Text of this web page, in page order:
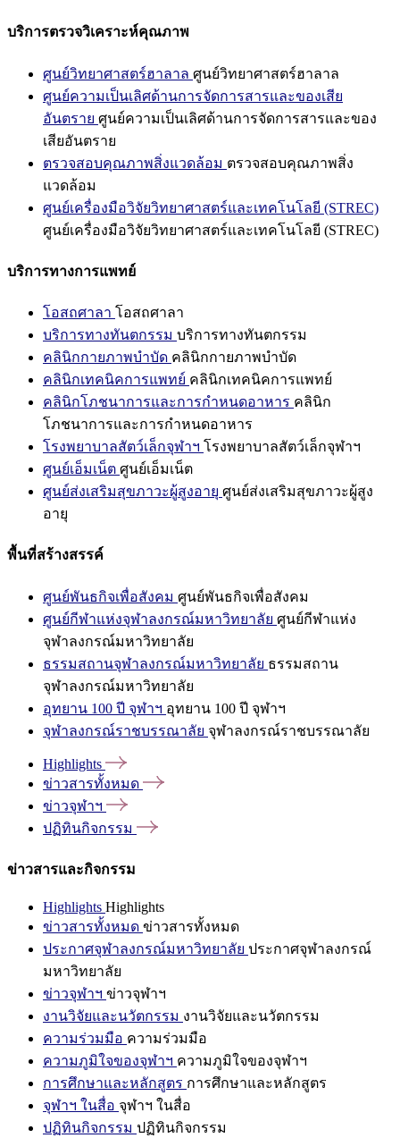
บริการตรวจวิเคราะห์คุณภาพ
ศูนย์วิทยาศาสตร์ฮาลาล ศูนย์วิทยาศาสตร์ฮาลาล
ศูนย์ความเป็นเลิศด้านการจัดการสารและของเสีย
อันตราย ศูนย์ความเป็นเลิศด้านการจัดการสารและของ
เสียอันตราย
ตรวจสอบคุณภาพสิ่งแวดล้อม ตรวจสอบคุณภาพสิ่ง
แวดล้อม
ศูนย์เครื่องมือวิจัยวิทยาศาสตร์และเทคโนโลยี (STREC)
ศูนย์เครื่องมือวิจัยวิทยาศาสตร์และเทคโนโลยี (STREC)
บริการทางการแพทย์
โอสถศาลา โอสถศาลา
บริการทางทันตกรรม บริการทางทันตกรรม
คลินิกกายภาพบำบัด คลินิกกายภาพบำบัด
คลินิกเทคนิคการแพทย์ คลินิกเทคนิคการแพทย์
คลินิกโภชนาการและการกำหนดอาหาร คลินิก
โภชนาการและการกำหนดอาหาร
โรงพยาบาลสัตว์เล็กจุฬาฯ โรงพยาบาลสัตว์เล็กจุฬาฯ
ศูนย์เอ็มเน็ต ศูนย์เอ็มเน็ต
ศูนย์ส่งเสริมสุขภาวะผู้สูงอายุ ศูนย์ส่งเสริมสุขภาวะผู้สูง
อายุ
พื้นที่สร้างสรรค์
ศูนย์พันธกิจเพื่อสังคม ศูนย์พันธกิจเพื่อสังคม
ศูนย์กีฬาแห่งจุฬาลงกรณ์มหาวิทยาลัย ศูนย์กีฬาแห่ง
จุฬาลงกรณ์มหาวิทยาลัย
ธรรมสถานจุฬาลงกรณ์มหาวิทยาลัย ธรรมสถาน
จุฬาลงกรณ์มหาวิทยาลัย
อุทยาน 100 ปี จุฬาฯ อุทยาน 100 ปี จุฬาฯ
จุฬาลงกรณ์ราชบรรณาลัย จุฬาลงกรณ์ราชบรรณาลัย
Highlights
ข่าวสารทั้งหมด
ข่าวจุฬาฯ
ปฏิทินกิจกรรม
ข่าวสารและกิจกรรม
Highlights Highlights
ข่าวสารทั้งหมด ข่าวสารทั้งหมด
ประกาศจุฬาลงกรณ์มหาวิทยาลัย ประกาศจุฬาลงกรณ์
มหาวิทยาลัย
ข่าวจุฬาฯ ข่าวจุฬาฯ
งานวิจัยและนวัตกรรม งานวิจัยและนวัตกรรม
ความร่วมมือ ความร่วมมือ
ความภูมิใจของจุฬาฯ ความภูมิใจของจุฬาฯ
การศึกษาและหลักสูตร การศึกษาและหลักสูตร
จุฬาฯ ในสื่อ จุฬาฯ ในสื่อ
ปฏิทินกิจกรรม ปฏิทินกิจกรรม